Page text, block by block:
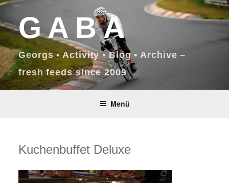
Zum
Inhalt
springenGABA
Georgs • Activity • Blog • Archive –
fresh feeds since 2009
Menü
Kuchenbuffet Deluxe